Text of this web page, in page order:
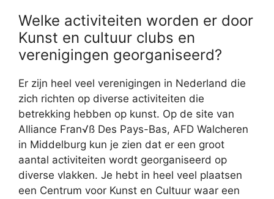
Welke activiteiten worden er door
Kunst en cultuur clubs en
verenigingen georganiseerd?
Er zijn heel veel verenigingen in Nederland die
zich richten op diverse activiteiten die
betrekking hebben op kunst. Op de site van
Alliance Fran√ß Des Pays-Bas, AFD Walcheren
in Middelburg kun je zien dat er een groot
aantal activiteiten wordt georganiseerd op
diverse vlakken. Je hebt in heel veel plaatsen
een Centrum voor Kunst en Cultuur waar een